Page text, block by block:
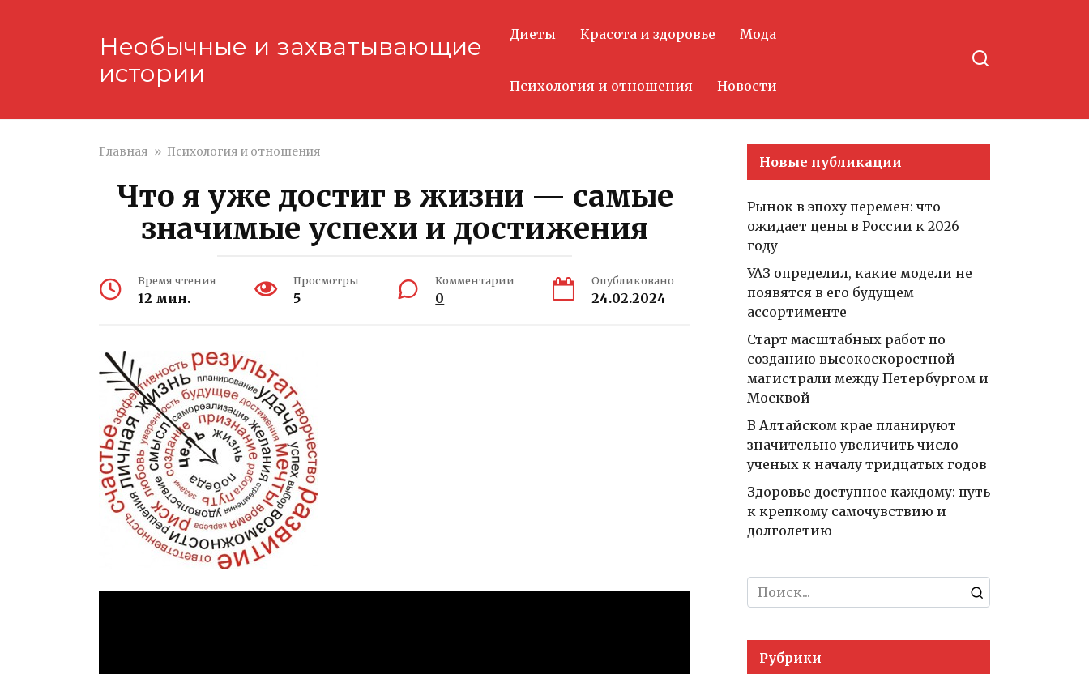
Необычные и захватывающие
истории
Диеты Красота и здоровье Мода
Психология и отношения Новости
Главная » Психология и отношения
Что я уже достиг в жизни — самые
значимые успехи и достижения
Время чтения
12 мин.
Просмотры
5
Комментарии
0
Опубликовано
24.02.2024
Новые публикации
Рынок в эпоху перемен: что
ожидает цены в России к 2026
году
УАЗ определил, какие модели не
появятся в его будущем
ассортименте
Старт масштабных работ по
созданию высокоскоростной
магистрали между Петербургом и
Москвой
В Алтайском крае планируют
значительно увеличить число
ученых к началу тридцатых годов
Здоровье доступное каждому: путь
к крепкому самочувствию и
долголетию
Search
for:
Рубрики